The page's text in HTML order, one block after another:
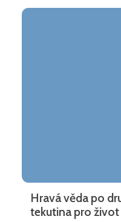
Hravá věda po
tekutina pro život